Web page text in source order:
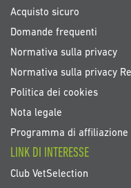
Acquisto sicuro
Domande frequenti
Normativa sulla privacy
Normativa sulla privacy
Politica dei cookies
Nota legale
Programma di affiliazione
LINK DI INTERESSE
Club VetSelection